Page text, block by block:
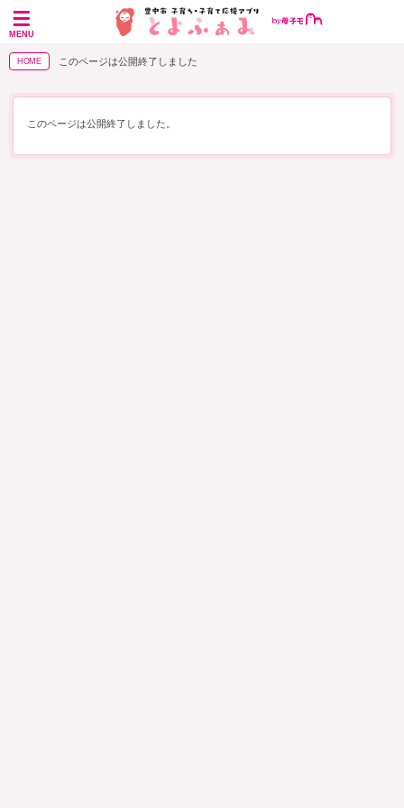
MENU
HOME このページは公開終了しました
このページは公開終了しました。